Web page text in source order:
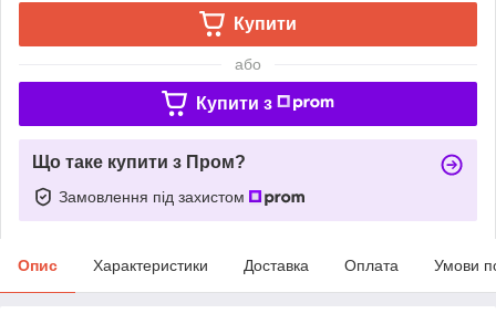
Купити
або
Купити з
Що таке купити з Пром?
Замовлення під захистом
Опис Характеристики Доставка Оплата Умови